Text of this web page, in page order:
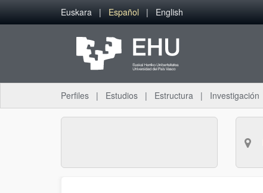
Saltar al contenido principal
Euskara Español English
Perfiles Estudios Estructura Investigación